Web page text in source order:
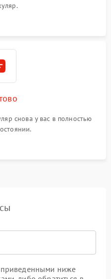
снова у вас в полностью
приведенными ниже